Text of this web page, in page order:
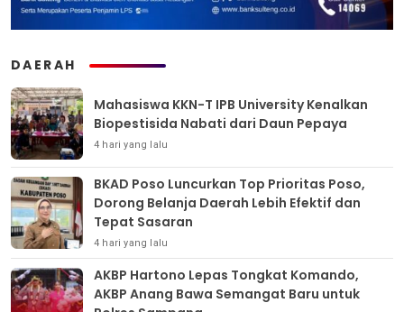
DAERAH
Mahasiswa KKN-T IPB University Kenalkan
Biopestisida Nabati dari Daun Pepaya
4 hari yang lalu
BKAD Poso Luncurkan Top Prioritas Poso,
Dorong Belanja Daerah Lebih Efektif dan
Tepat Sasaran
4 hari yang lalu
AKBP Hartono Lepas Tongkat Komando,
AKBP Anang Bawa Semangat Baru untuk